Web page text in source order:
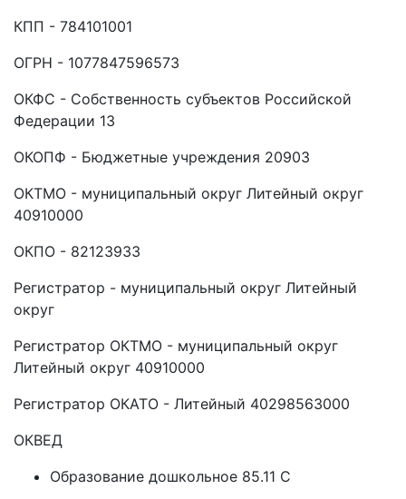
КПП - 784101001
ОГРН - 1077847596573
ОКФС - Собственность субъектов Российской
Федерации 13
ОКОПФ - Бюджетные учреждения 20903
ОКТМО - муниципальный округ Литейный округ
40910000
ОКПО - 82123933
Регистратор - муниципальный округ Литейный
округ
Регистратор ОКТМО - муниципальный округ
Литейный округ 40910000
Регистратор ОКАТО - Литейный 40298563000
ОКВЕД
Образование дошкольное 85.11 C